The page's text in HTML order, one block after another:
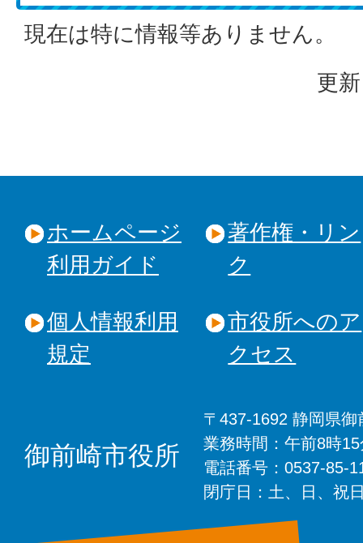
現在は特に情報等ありません。
更
ホームページ
利用ガイド
著作権・リン
ク
個人情報利用
規定
市役所へのア
クセス
御前崎市役所
〒437-1692 静岡県
業務時間：午前8時
電話番号：0537-85-
閉庁日：土、日、祝